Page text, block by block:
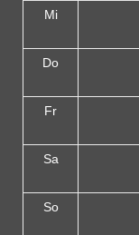
Mi
Do
Fr
Sa
So